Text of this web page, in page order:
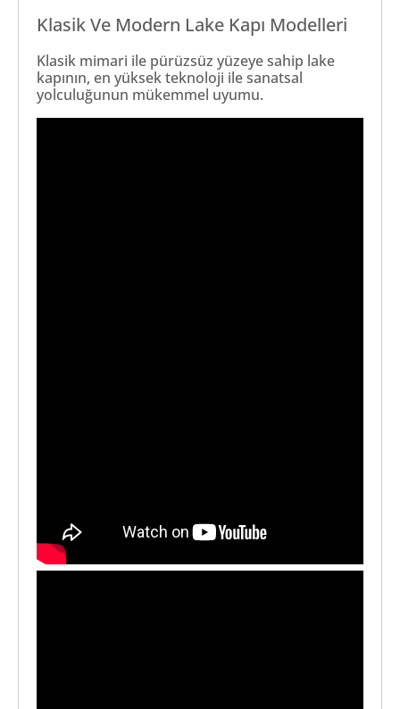
Klasik Ve Modern Lake Kapı Modelleri
Klasik mimari ile pürüzsüz yüzeye sahip lake
kapının, en yüksek teknoloji ile sanatsal
yolculuğunun mükemmel uyumu.